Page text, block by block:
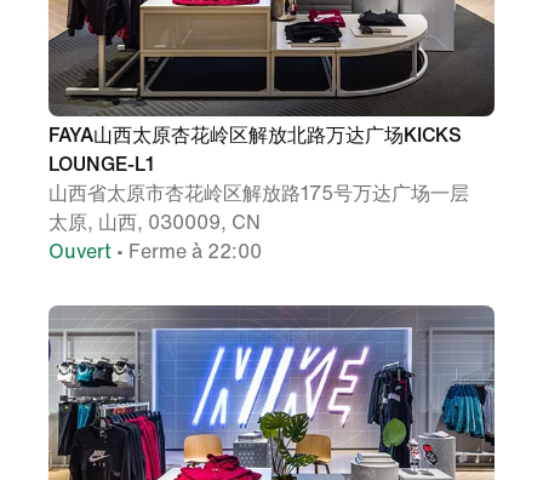
FAYA山西太原杏花岭区解放北路万达广场KICKS
LOUNGE-L1
山西省太原市杏花岭区解放路175号万达广场一层
太原, 山西, 030009, CN
Ouvert • Ferme à 22:00